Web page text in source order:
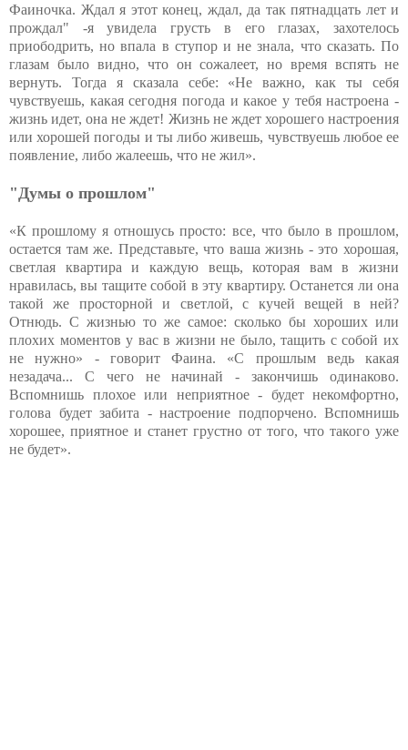
Фаиночка. Ждал я этот конец, ждал, да так пятнадцать лет и
прождал" -я увидела грусть в его глазах, захотелось
приободрить, но впала в ступор и не знала, что сказать. По
глазам было видно, что он сожалеет, но время вспять не
вернуть. Тогда я сказала себе: «Не важно, как ты себя
чувствуешь, какая сегодня погода и какое у тебя настроена -
жизнь идет, она не ждет! Жизнь не ждет хорошего настроения
или хорошей погоды и ты либо живешь, чувствуешь любое ее
появление, либо жалеешь, что не жил».
"Думы о прошлом"
«К прошлому я отношусь просто: все, что было в прошлом,
остается там же. Представьте, что ваша жизнь - это хорошая,
светлая квартира и каждую вещь, которая вам в жизни
нравилась, вы тащите собой в эту квартиру. Останется ли она
такой же просторной и светлой, с кучей вещей в ней?
Отнюдь. С жизнью то же самое: сколько бы хороших или
плохих моментов у вас в жизни не было, тащить с собой их
не нужно» - говорит Фаина. «С прошлым ведь какая
незадача... С чего не начинай - закончишь одинаково.
Вспомнишь плохое или неприятное - будет некомфортно,
голова будет забита - настроение подпорчено. Вспомнишь
хорошее, приятное и станет грустно от того, что такого уже
не будет».